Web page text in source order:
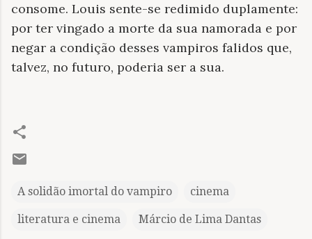
consome. Louis sente-se redimido duplamente:
por ter vingado a morte da sua namorada e por
negar a condição desses vampiros falidos que,
talvez, no futuro, poderia ser a sua.
A solidão imortal do vampiro cinema
literatura e cinema Márcio de Lima Dantas